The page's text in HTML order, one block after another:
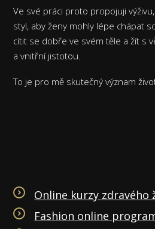
Ve své práci proto propojuji
styl, aby ženy mohly lépe chápat
cítit se dobře ve svém těle a žít s
a vnitřní jistotou.
To je pro mě skutečný význam
Online kurzy zdravého
Fashion online